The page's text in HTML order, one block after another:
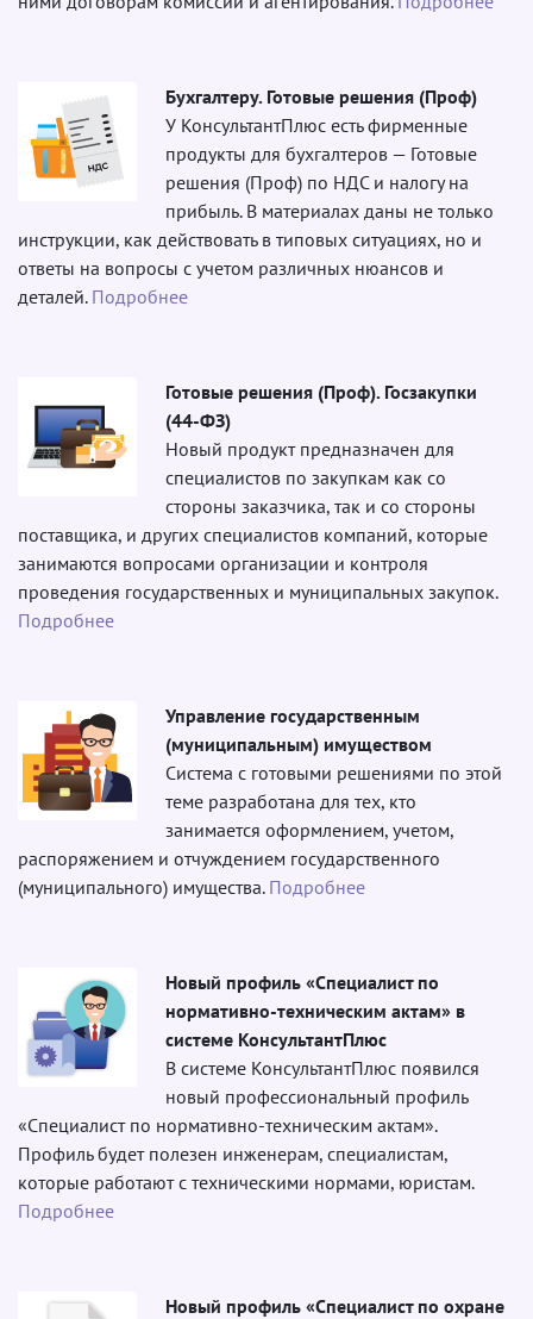
Бухгалтеру. Готовые решения (Проф)
У КонсультантПлюс есть фирменные
продукты для бухгалтеров — Готовые
решения (Проф) по НДС и налогу на
прибыль. В материалах даны не только
инструкции, как действовать в типовых ситуациях, но и
ответы на вопросы с учетом различных нюансов и
деталей. Подробнее
Готовые решения (Проф). Госзакупки
(44-ФЗ)
Новый продукт предназначен для
специалистов по закупкам как со
стороны заказчика, так и со стороны
поставщика, и других специалистов компаний, которые
занимаются вопросами организации и контроля
проведения государственных и муниципальных закупок.
Подробнее
Управление государственным
(муниципальным) имуществом
Система с готовыми решениями по этой
теме разработана для тех, кто
занимается оформлением, учетом,
распоряжением и отчуждением государственного
(муниципального) имущества. Подробнее
Новый профиль «Специалист по
нормативно-техническим актам» в
системе КонсультантПлюс
В системе КонсультантПлюс появился
новый профессиональный профиль
«Специалист по нормативно-техническим актам».
Профиль будет полезен инженерам, специалистам,
которые работают с техническими нормами, юристам.
Подробнее
Новый профиль «Специалист по охране